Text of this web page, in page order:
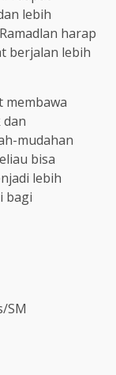
lebih
harap
berjalan lebih
membawa
mudahan
bisa
lebih
bagi
SM